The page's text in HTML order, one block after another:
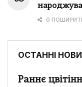
0
ОСТАННІ
Раннє